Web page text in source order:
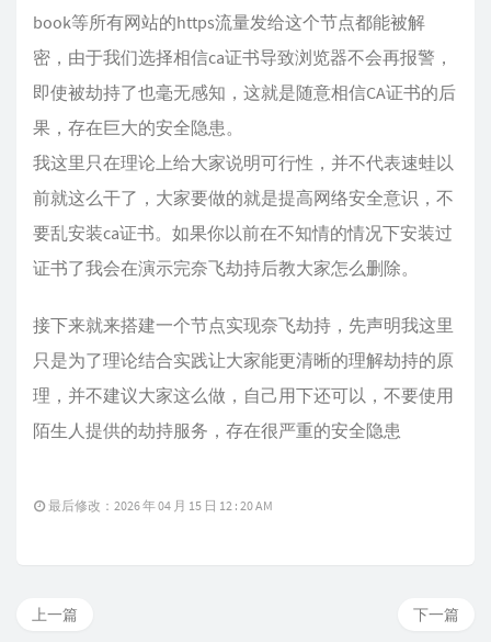
book等所有网站的https流量发给这个节点都能被解
密，由于我们选择相信ca证书导致浏览器不会再报警，
即使被劫持了也毫无感知，这就是随意相信CA证书的后
果，存在巨大的安全隐患。
我这里只在理论上给大家说明可行性，并不代表速蛙以
前就这么干了，大家要做的就是提高网络安全意识，不
要乱安装ca证书。如果你以前在不知情的情况下安装过
证书了我会在演示完奈飞劫持后教大家怎么删除。
接下来就来搭建一个节点实现奈飞劫持，先声明我这里
只是为了理论结合实践让大家能更清晰的理解劫持的原
理，并不建议大家这么做，自己用下还可以，不要使用
陌生人提供的劫持服务，存在很严重的安全隐患
最后修改：2026 年 04 月 15 日 12 : 20 AM
下一篇
上一篇